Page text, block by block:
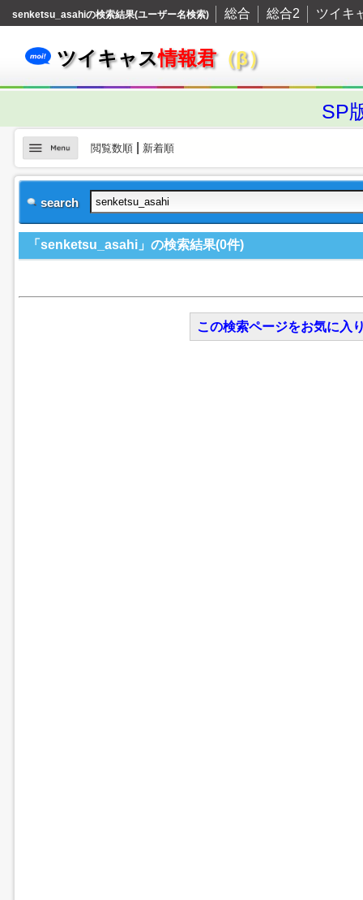
senketsu_asahiの検索結果(ユーザー名検索) 総合 総合2 ツイキ
ツイキャス情報君（β）
SP
閲覧数順| 新着順
search
「senketsu_asahi」の検索結果(0件)
この検索ページをお気に入